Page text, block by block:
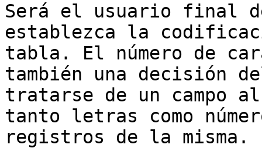
Será el usuario final
establezca la
tabla. El número de
también una decisión
tratarse de un campo
tanto letras como
registros de la misma.